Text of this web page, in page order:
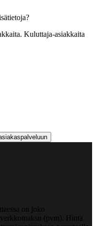
Kuluttaja-asiakkaita
on joko
(pvm). Hinta